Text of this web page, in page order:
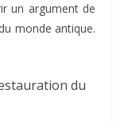
un argument de
monde antique.